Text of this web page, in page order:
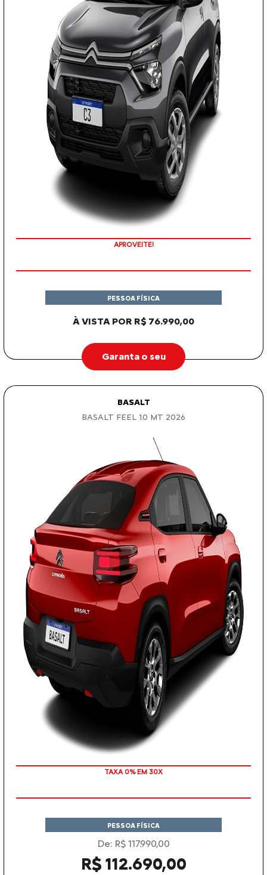
APROVEITE!
À VISTA POR R$ 76.990,00
PESSOA FÍSICA
Garanta o seu
BASALT
BASALT FEEL 1.0 MT 2026
TAXA 0% EM 30X
PESSOA FÍSICA
De: R$ 117.990,00
R$ 112.690,00